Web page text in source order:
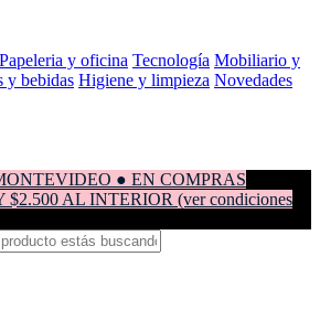
Papeleria y oficina Tecnología Mobiliario y
y bebidas Higiene y limpieza Novedades
● EN COMPRAS
$2.500 AL INTERIOR (ver condiciones